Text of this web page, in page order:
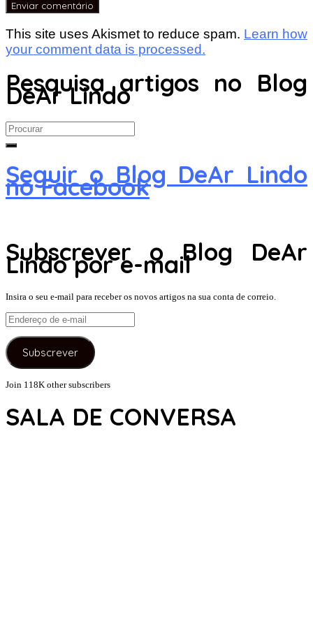
This site uses Akismet to reduce spam. Learn how
your comment data is processed.
Pesquisa artigos no Blog
DeAr Lindo
Search
for:
Seguir o Blog DeAr Lindo
no Facebook
Subscrever o Blog DeAr
Lindo por e-mail
Insira o seu e-mail para receber os novos artigos na sua conta de correio.
Endereço
de
e-
mail
Subscrever
Join 118K other subscribers
SALA DE CONVERSA